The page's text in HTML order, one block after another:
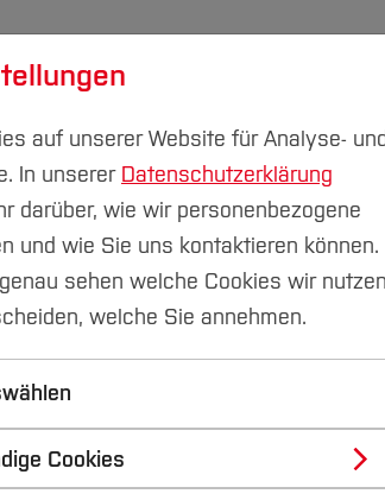
& Transfer
Informationen einholen
und Einschreibung
auf unserer Website für Analyse- und
In unserer Datenschutzerklärung
darüber, wie wir personenbezogene
und wie Sie uns kontaktieren können.
sehen welche Cookies wir nutzen
welche Sie annehmen.
Cookies